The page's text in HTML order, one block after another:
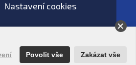
Nastavení cookies
Povolit vše Zakázat vše